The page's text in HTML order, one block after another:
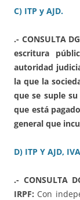
C) ITP y AJD.
.- CONSULTA
escritura
autoridad
la que la
que se suple
que está
general que
D) ITP Y AJD,
.- CONSULTA
IRPF: Con